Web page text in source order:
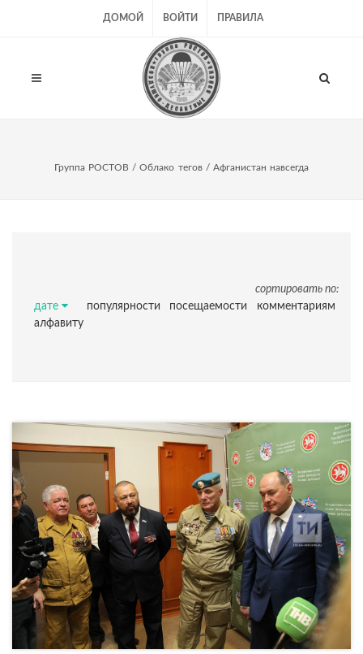
ДОМОЙ ВОЙТИ ПРАВИЛА
Группа РОСТОВ /Облако тегов/ Афганистан навсегда
сортировать по:
дате
популярности посещаемости
комментариям
алфавиту